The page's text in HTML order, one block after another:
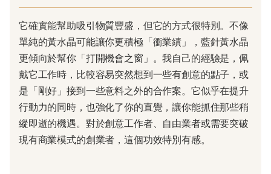
它確實能幫助吸引物質豐盛，但它的方式很特別。不像
單純的黃水晶可能讓你更積極「衝業績」，藍針黃水晶
更傾向於幫你「打開機會之窗」。我自己的經驗是，佩
戴它工作時，比較容易突然想到一些有創意的點子，或
是「剛好」接到一些意料之外的合作案。它似乎在提升
行動力的同時，也強化了你的直覺，讓你能抓住那些稍
縱即逝的機遇。對於創意工作者、自由業者或需要突破
現有商業模式的創業者，這個功效特別有感。